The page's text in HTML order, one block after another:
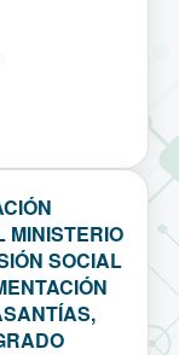
MINISTERIO
SOCIAL